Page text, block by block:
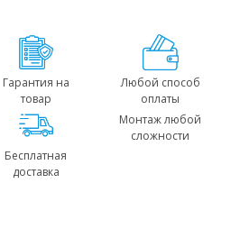
Гарантия на
товар
Любой способ
оплаты
Бесплатная
доставка
Монтаж любой
сложности